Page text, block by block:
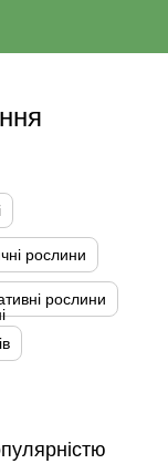
рослини
рослини